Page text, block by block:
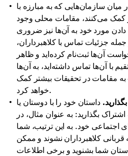
میان سازمان‌هایی که به مبارزه با
کمک می‌کنند، مقامات محلی وجود
دادن مورد خود به آن‌ها نیز ضروری
جزئیات تماس با کلاهبرداران،
آن‌ها ثبت‌نام کرده‌اید و ظاهر
با آن‌ها تماس داشته‌اید، به آن‌ها
به مقامات در تحقیقات بیشتر کمک
خواهد کرد.
داستان خود را با دوستان یا
بگذارید: به عنوان مثال، در
اجتماعی خود. به این ترتیب، شما
کلاهبرداران نشوند و ممکن
شما بشنوید و برخی اطلاعات